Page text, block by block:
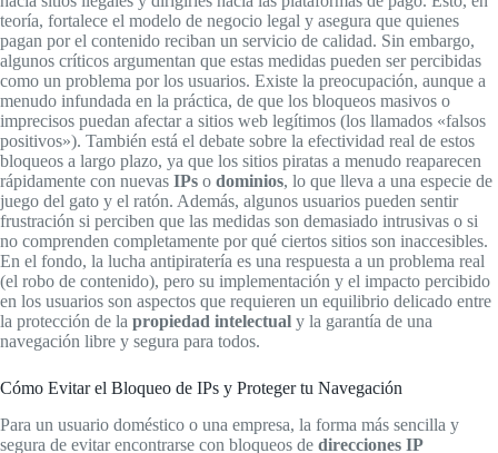
teoría, fortalece el modelo de negocio legal y asegura que quienes
pagan por el contenido reciban un servicio de calidad. Sin embargo,
algunos críticos argumentan que estas medidas pueden ser percibidas
como un problema por los usuarios. Existe la preocupación, aunque a
menudo infundada en la práctica, de que los bloqueos masivos o
imprecisos puedan afectar a sitios web legítimos (los llamados «falsos
positivos»). También está el debate sobre la efectividad real de estos
bloqueos a largo plazo, ya que los sitios piratas a menudo reaparecen
rápidamente con nuevas IPs o dominios, lo que lleva a una especie de
juego del gato y el ratón. Además, algunos usuarios pueden sentir
frustración si perciben que las medidas son demasiado intrusivas o si
no comprenden completamente por qué ciertos sitios son inaccesibles.
En el fondo, la lucha antipiratería es una respuesta a un problema real
(el robo de contenido), pero su implementación y el impacto percibido
en los usuarios son aspectos que requieren un equilibrio delicado entre
la protección de la propiedad intelectual y la garantía de una
navegación libre y segura para todos.
Cómo Evitar el Bloqueo de IPs y Proteger tu Navegación
Para un usuario doméstico o una empresa, la forma más sencilla y
segura de evitar encontrarse con bloqueos de direcciones IP